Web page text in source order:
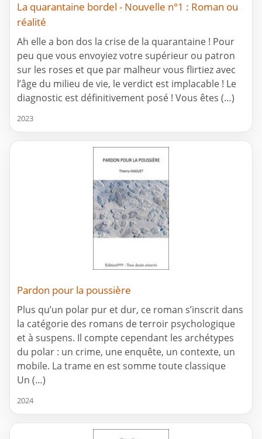
La quarantaine bordel - Nouvelle n°1 : Roman ou
réalité
Ah elle a bon dos la crise de la quarantaine ! Pour
peu que vous envoyiez votre supérieur ou patron
sur les roses et que par malheur vous flirtiez avec
l’âge du milieu de vie, le verdict est implacable ! Le
diagnostic est définitivement posé ! Vous êtes (…)
2023
Pardon pour la poussière
Plus qu’un polar pur et dur, ce roman s’inscrit dans
la catégorie des romans de terroir psychologique
et à suspens. Il compte cependant les archétypes
du polar : un crime, une enquête, un contexte, un
mobile. La trame en est somme toute classique
Un (…)
2024